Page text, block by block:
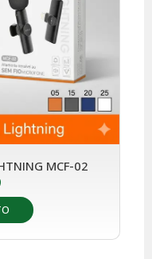
MCF-02